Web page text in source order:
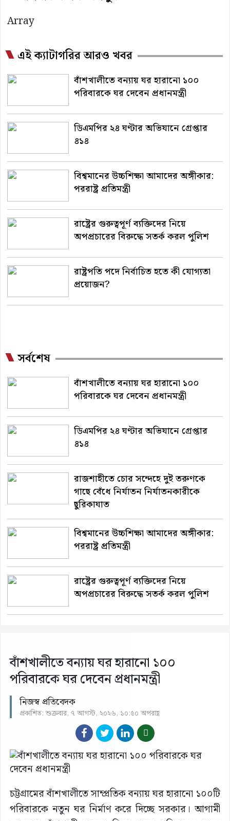
Array
এই ক্যাটাগরির আরও খবর
বাঁশখালীতে বন্যায় ঘর হারানো ১০০
পরিবারকে ঘর দেবেন প্রধানমন্ত্রী
ডিএমপির ২৪ ঘণ্টার অভিযানে গ্রেপ্তার
৪১৪
বিশ্বমানের উচ্চশিক্ষা আমাদের অঙ্গীকার:
পররাষ্ট্র প্রতিমন্ত্রী
রাষ্ট্রের গুরুত্বপূর্ণ ব্যক্তিদের নিয়ে
অপপ্রচারের বিরুদ্ধে সতর্ক করল পুলিশ
রাষ্ট্রপতি পদে নির্বাচিত হতে কী যোগ্যতা
প্রয়োজন?
সর্বশেষ
বাঁশখালীতে বন্যায় ঘর হারানো ১০০
পরিবারকে ঘর দেবেন প্রধানমন্ত্রী
ডিএমপির ২৪ ঘণ্টার অভিযানে গ্রেপ্তার
৪১৪
রাজশাহীতে চোর সন্দেহে দুই তরুণকে
গাছে বেঁধে নির্যাতন নির্যাতনকারীকে
ছুরিকাঘাত
বিশ্বমানের উচ্চশিক্ষা আমাদের অঙ্গীকার:
পররাষ্ট্র প্রতিমন্ত্রী
রাষ্ট্রের গুরুত্বপূর্ণ ব্যক্তিদের নিয়ে
অপপ্রচারের বিরুদ্ধে সতর্ক করল পুলিশ
বাঁশখালীতে বন্যায় ঘর হারানো ১০০
পরিবারকে ঘর দেবেন প্রধানমন্ত্রী
নিজস্ব প্রতিবেদক
প্রকাশিত: শুক্রবার, ৭ আগস্ট, ২০২৬, ১০:৫০ অপরাহ্ণ
চট্টগ্রামের বাঁশখালীতে সাম্প্রতিক বন্যায় ঘর হারানো ১০০টি
পরিবারকে নতুন ঘর নির্মাণ করে দিচ্ছে সরকার। আগামী